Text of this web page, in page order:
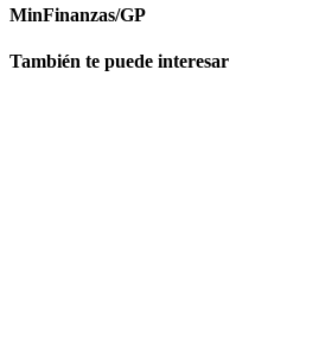
MinFinanzas/GP
También te puede interesar